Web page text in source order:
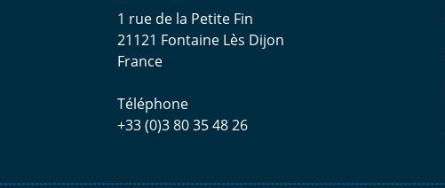
1 rue de la Petite Fin
21121 Fontaine Lès Dijon
France
Téléphone
+33 (0)3 80 35 48 26